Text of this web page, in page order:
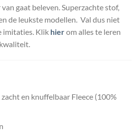
gaat beleven. Superzachte stof,
de leukste modellen. Val dus niet
imitaties. Klik hierom alles te leren
en knuffelbaar Fleece (100%